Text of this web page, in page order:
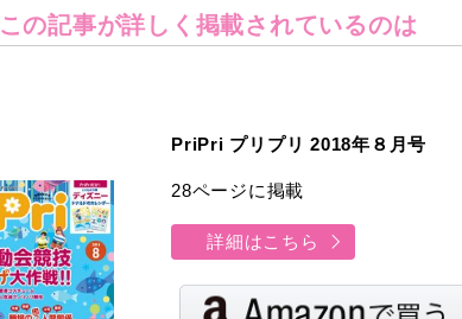
この記事が詳しく 掲載されているのは
PriPri プリプリ 2018年８月号
28ページに掲載
詳細はこちら